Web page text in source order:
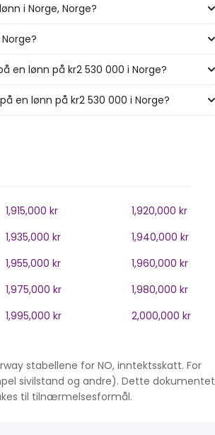
i Norge, Norge?
en lønn på kr2 530 000 i Norge?
en lønn på kr2 530 000 i Norge?
1,915,000 kr
1,920,000 kr
1,935,000 kr
1,940,000 kr
1,955,000 kr
1,960,000 kr
1,975,000 kr
1,980,000 kr
1,995,000 kr 2,000,000 kr
stabellene for NO, inntektsskatt. For
sivilstand og andre). Dette dokumentet
til tilnærmelsesformål.